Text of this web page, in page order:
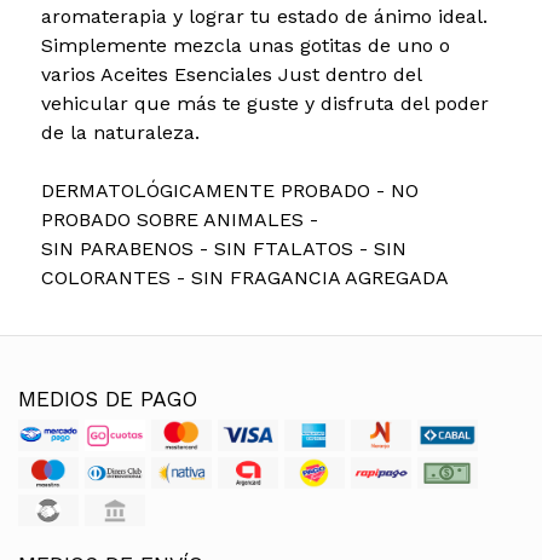
aromaterapia y lograr tu estado de ánimo ideal.
Simplemente mezcla unas gotitas de uno o
varios Aceites Esenciales Just dentro del
vehicular que más te guste y disfruta del poder
de la naturaleza.
DERMATOLÓGICAMENTE PROBADO - NO
PROBADO SOBRE ANIMALES -
SIN PARABENOS - SIN FTALATOS - SIN
COLORANTES - SIN FRAGANCIA AGREGADA
MEDIOS DE PAGO